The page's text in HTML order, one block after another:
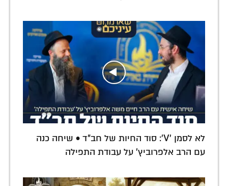
לא לסמן 'V': סוד החיות של חב"ד • שיחה כנה
עם הרב אלפרוביץ' על עבודת התפילה